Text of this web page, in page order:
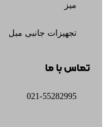
میز
تجهیزات جانبی مبل
تماس با ما
021-55282995